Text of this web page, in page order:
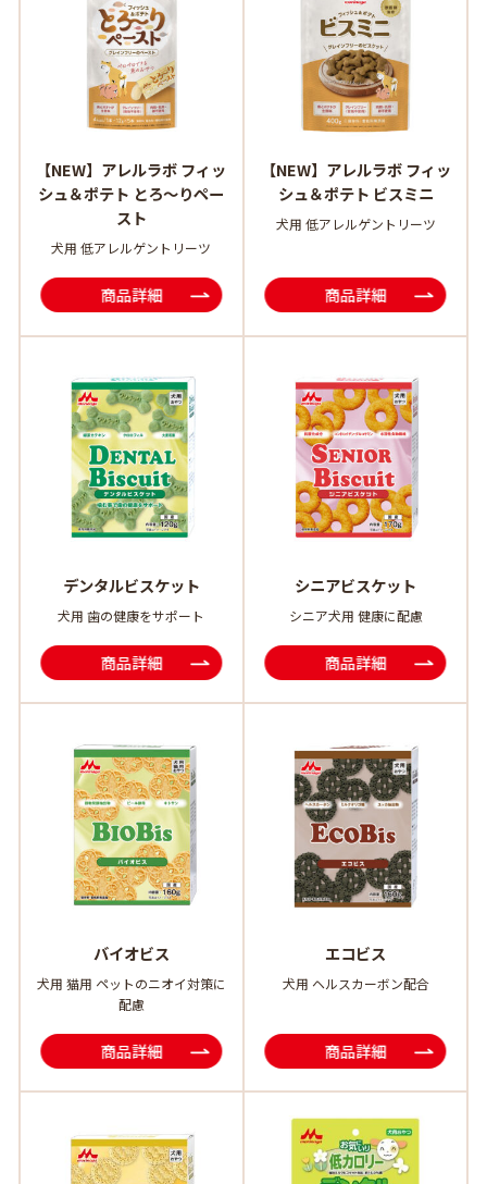
【NEW】アレルラボ フィッ
シュ＆ポテト とろ～りペー
スト
犬用 低アレルゲントリーツ
商品詳細
【NEW】アレルラボ フィッ
シュ＆ポテト ビスミニ
犬用 低アレルゲントリーツ
商品詳細
デンタルビスケット
犬用 歯の健康をサポート
商品詳細
シニアビスケット
シニア犬用 健康に配慮
商品詳細
バイオビス
犬用 猫用 ペットのニオイ対策に
配慮
商品詳細
エコビス
犬用 ヘルスカーボン配合
商品詳細